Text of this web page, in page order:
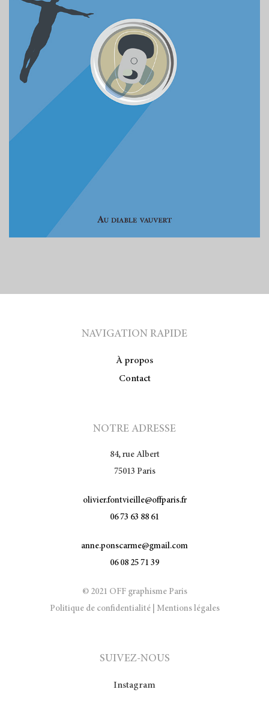
NAVIGATION RAPIDE
À propos
Contact
NOTRE ADRESSE
84, rue Albert
75013 Paris
olivier.fontvieille@offparis.fr
06 73 63 88 61
anne.ponscarme@gmail.com
06 08 25 71 39
© 2021 OFF graphisme Paris
Politique de confidentialité| Mentions légales
SUIVEZ-NOUS
Instagram